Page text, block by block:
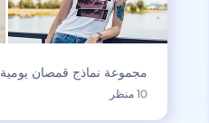
مجموعة نماذج قمصان يومية
10 منظر